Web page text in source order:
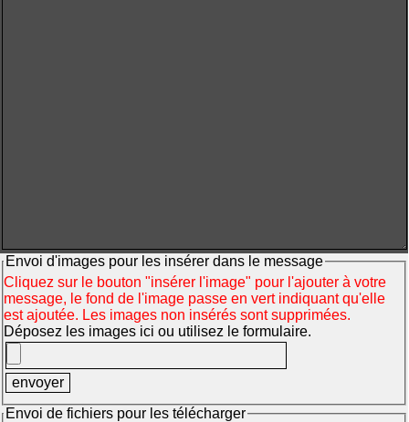
Envoi d'images pour les insérer dans le message
Cliquez sur le bouton "insérer l'image" pour l'ajouter à votre
message, le fond de l'image passe en vert indiquant qu'elle
est ajoutée. Les images non insérés sont supprimées.
Déposez les images ici ou utilisez le formulaire.
Envoi de fichiers pour les télécharger